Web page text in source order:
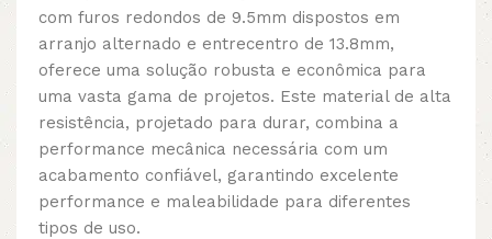
com furos redondos de 9.5mm dispostos em
arranjo alternado e entrecentro de 13.8mm,
oferece uma solução robusta e econômica para
uma vasta gama de projetos. Este material de alta
resistência, projetado para durar, combina a
performance mecânica necessária com um
acabamento confiável, garantindo excelente
performance e maleabilidade para diferentes
tipos de uso.